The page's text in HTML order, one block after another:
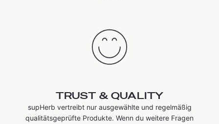
TRUST & QUALITY
supHerb vertreibt nur ausgewählte und regelmäßig
qualitätsgeprüfte Produkte. Wenn du weitere Fragen